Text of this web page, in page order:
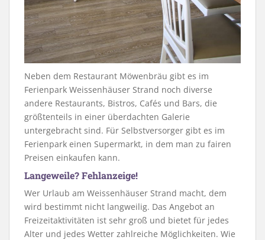
Neben dem Restaurant Möwenbräu gibt es im
Ferienpark Weissenhäuser Strand noch diverse
andere Restaurants, Bistros, Cafés und Bars, die
größtenteils in einer überdachten Galerie
untergebracht sind. Für Selbstversorger gibt es im
Ferienpark einen Supermarkt, in dem man zu fairen
Preisen einkaufen kann.
Langeweile? Fehlanzeige!
Wer Urlaub am Weissenhäuser Strand macht, dem
wird bestimmt nicht langweilig. Das Angebot an
Freizeitaktivitäten ist sehr groß und bietet für jedes
Alter und jedes Wetter zahlreiche Möglichkeiten. Wie